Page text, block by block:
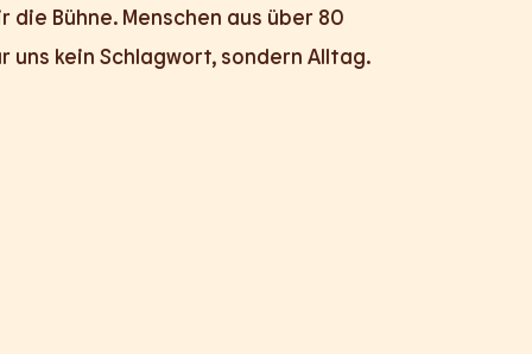
Bühne. Menschen aus über 80
kein Schlagwort, sondern Alltag.